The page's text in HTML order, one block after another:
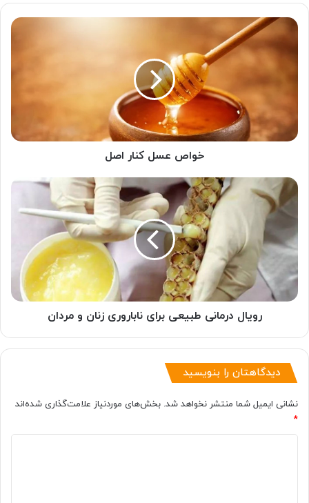
خواص
عسل
کنار
خواص عسل کنار اصل
رویال
درمانی
طبیعی
برای
ناباروری
زنان
و
مردان
رویال درمانی طبیعی برای ناباروری زنان و مردان
دیدگاهتان را بنویسید
نشانی ایمیل شما منتشر نخواهد شد. بخش‌های موردنیاز علامت‌گذاری شده‌اند
*